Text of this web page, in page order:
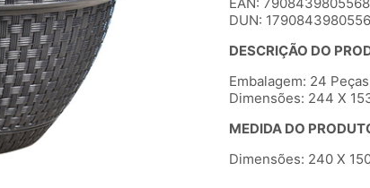
DUN:
DESCRIÇÃO DO
Embalagem: 24 Peças
Dimensões: 244 X
MEDIDA DO
Dimensões: 240 X